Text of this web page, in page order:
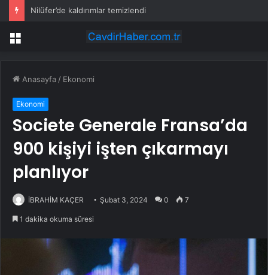
Nilüfer’de kaldırımlar temizlendi
Menü
Anasayfa / Ekonomi
Ekonomi
Societe Generale Fransa’da
900 kişiyi işten çıkarmayı
planlıyor
İBRAHİM KAÇER Şubat 3, 2024 0 7
1 dakika okuma süresi